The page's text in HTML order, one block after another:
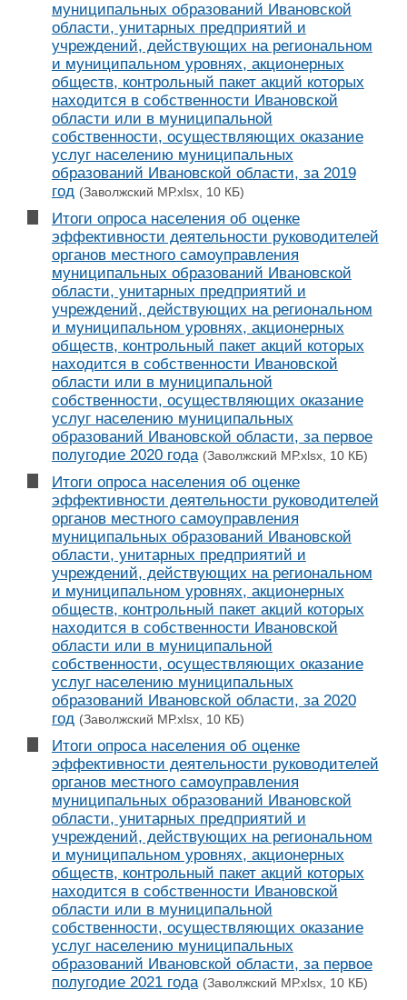
муниципальных образований Ивановской
области, унитарных предприятий и
учреждений, действующих на региональном
и муниципальном уровнях, акционерных
обществ, контрольный пакет акций которых
находится в собственности Ивановской
области или в муниципальной
собственности, осуществляющих оказание
услуг населению муниципальных
образований Ивановской области, за 2019
год (Заволжский МР.xlsx, 10 КБ)
Итоги опроса населения об оценке
эффективности деятельности руководителей
органов местного самоуправления
муниципальных образований Ивановской
области, унитарных предприятий и
учреждений, действующих на региональном
и муниципальном уровнях, акционерных
обществ, контрольный пакет акций которых
находится в собственности Ивановской
области или в муниципальной
собственности, осуществляющих оказание
услуг населению муниципальных
образований Ивановской области, за первое
полугодие 2020 года (Заволжский МР.xlsx, 10 КБ)
Итоги опроса населения об оценке
эффективности деятельности руководителей
органов местного самоуправления
муниципальных образований Ивановской
области, унитарных предприятий и
учреждений, действующих на региональном
и муниципальном уровнях, акционерных
обществ, контрольный пакет акций которых
находится в собственности Ивановской
области или в муниципальной
собственности, осуществляющих оказание
услуг населению муниципальных
образований Ивановской области, за 2020
год (Заволжский МР.xlsx, 10 КБ)
Итоги опроса населения об оценке
эффективности деятельности руководителей
органов местного самоуправления
муниципальных образований Ивановской
области, унитарных предприятий и
учреждений, действующих на региональном
и муниципальном уровнях, акционерных
обществ, контрольный пакет акций которых
находится в собственности Ивановской
области или в муниципальной
собственности, осуществляющих оказание
услуг населению муниципальных
образований Ивановской области, за первое
полугодие 2021 года (Заволжский МР.xlsx, 10 КБ)